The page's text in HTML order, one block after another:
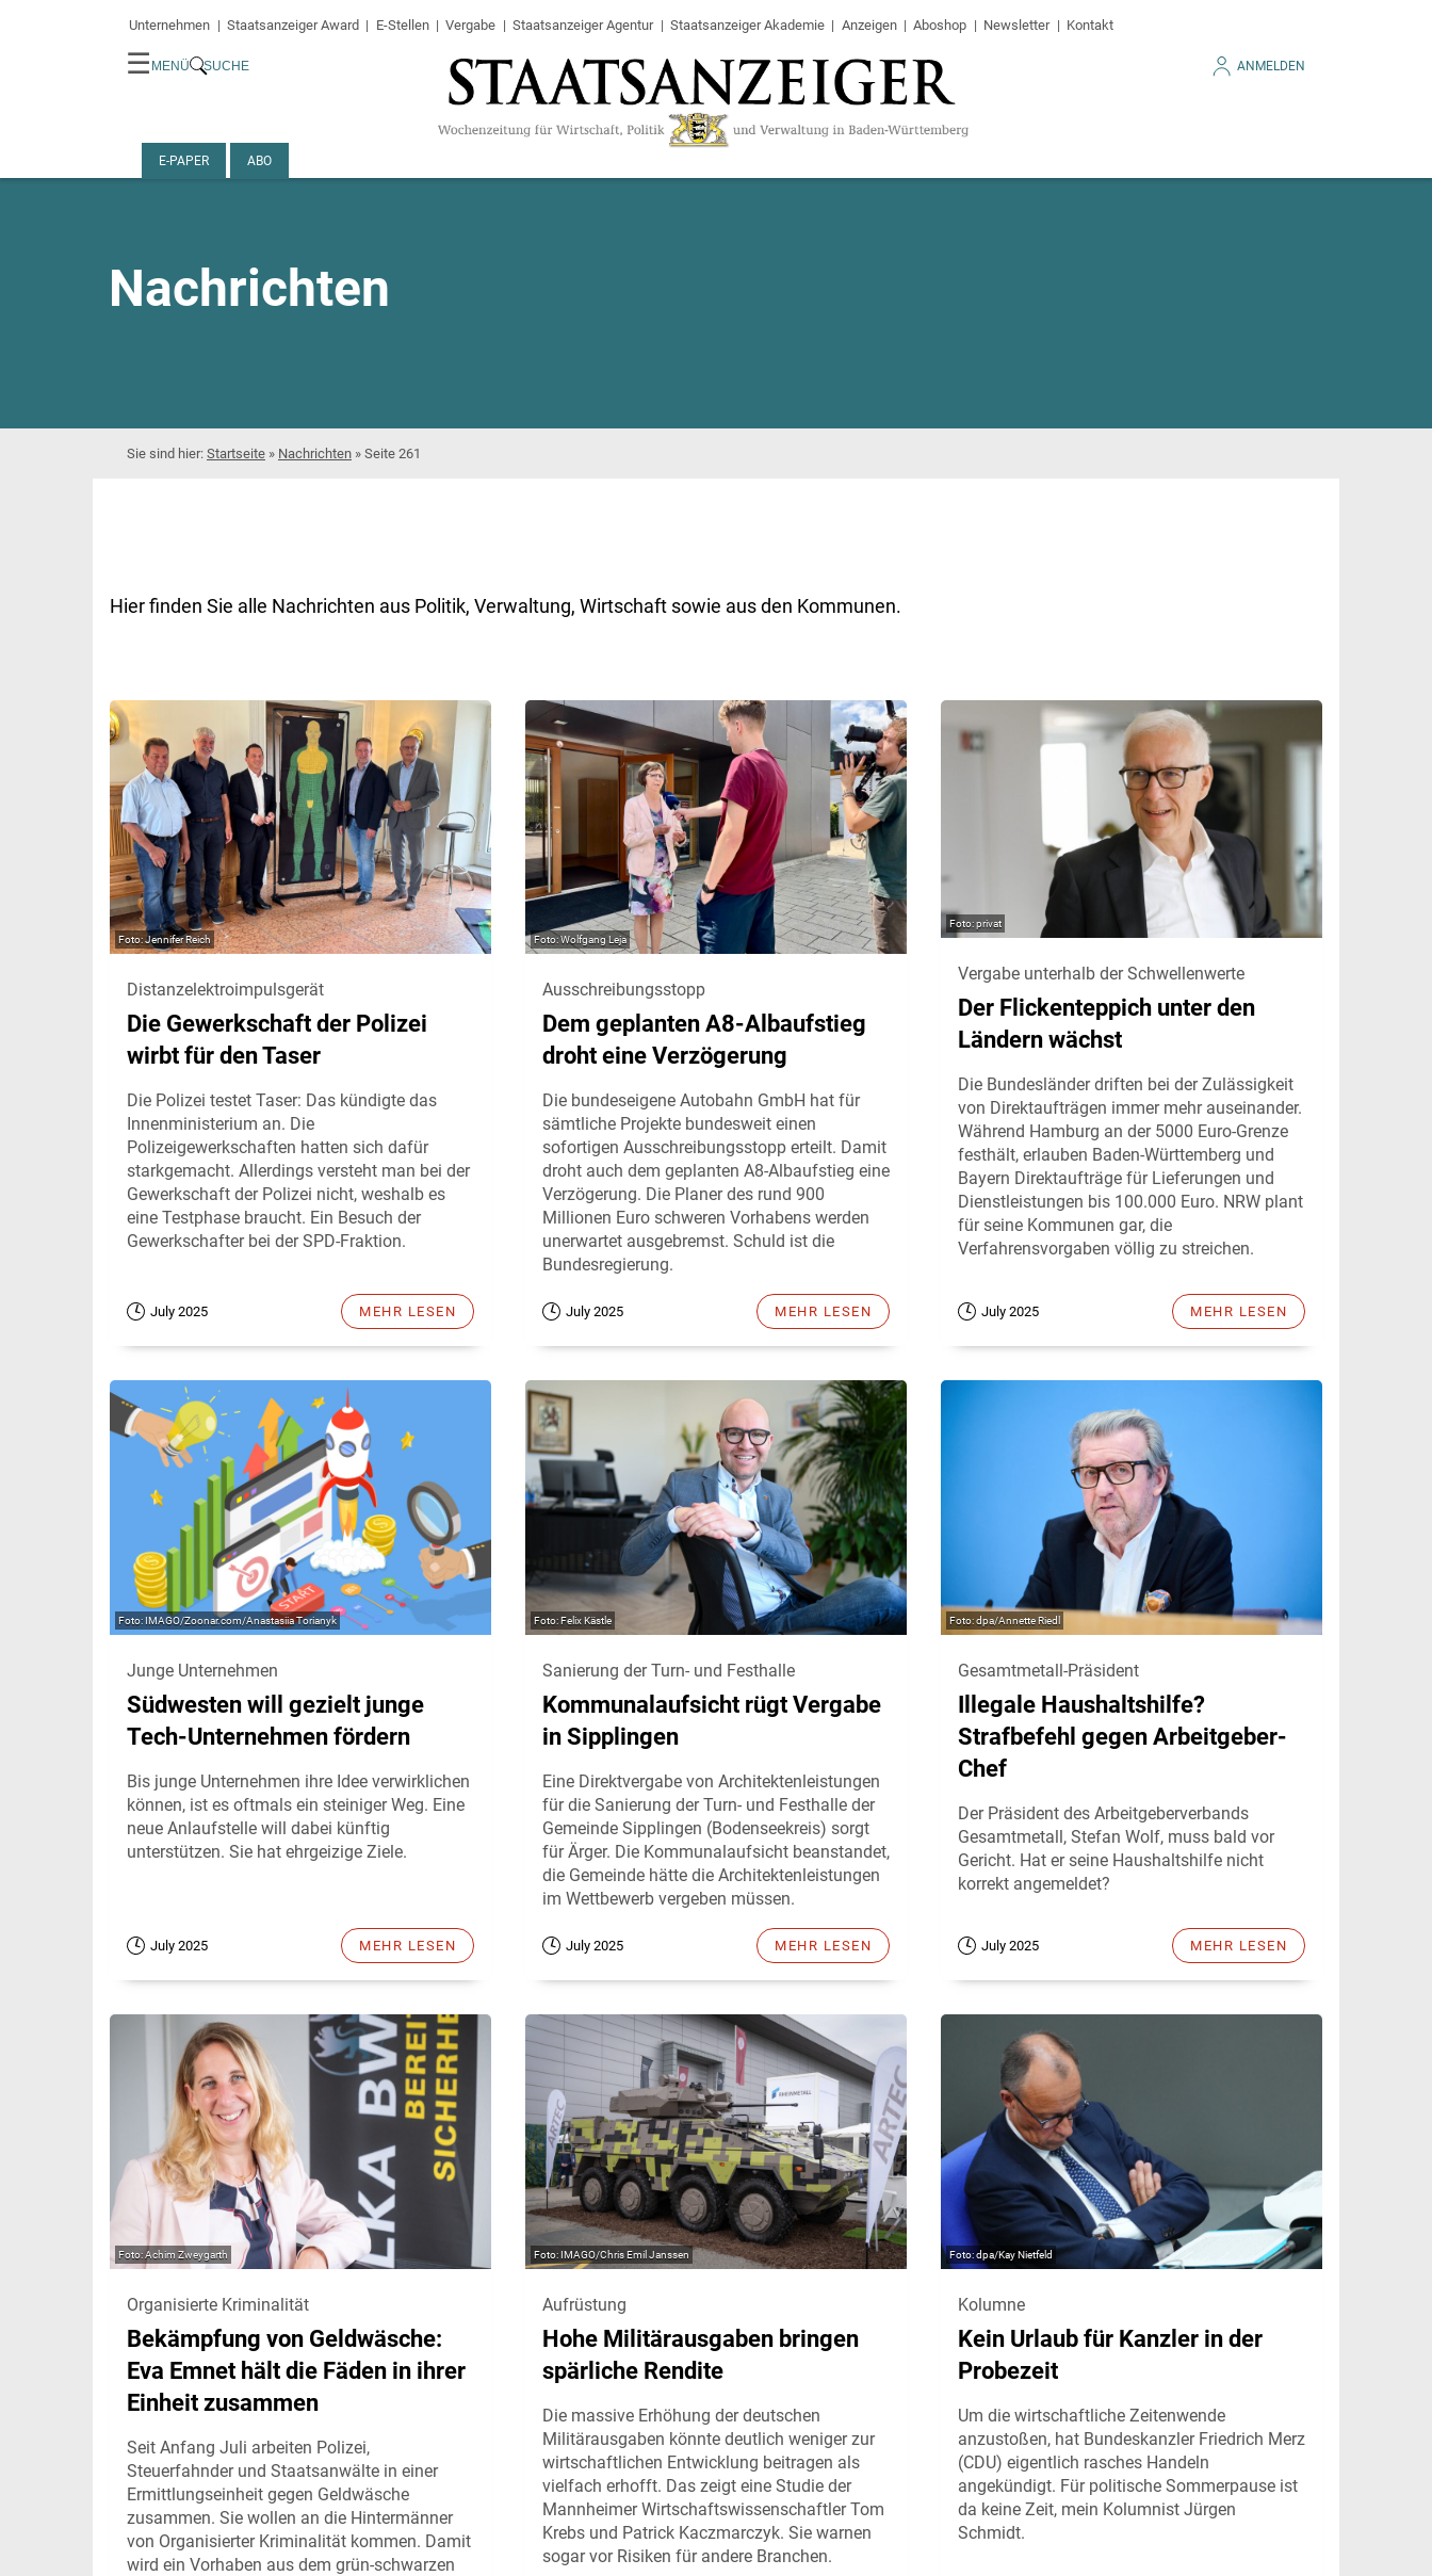
Unternehmen Staatsanzeiger Award E-Stellen Vergabe Staatsanzeiger Agentur Staatsanzeiger Akademie Anzeigen Aboshop Newsletter Kontakt
☰ MENÜ SUCHE ANMELDEN
E-PAPER ABO
Nachrichten
Startseite » Nachrichten » Seite 261
Hier finden Sie alle Nachrichten aus Politik, Verwaltung, Wirtschaft sowie aus den Kommunen.
Jennifer Reich
Distanzelektroimpulsgerät
Die Gewerkschaft der Polizei
wirbt für den Taser
Die Polizei testet Taser: Das kündigte das
Innenministerium an. Die
Polizeigewerkschaften hatten sich dafür
starkgemacht. Allerdings versteht man bei der
Gewerkschaft der Polizei nicht, weshalb es
eine Testphase braucht. Ein Besuch der
Gewerkschafter bei der SPD-Fraktion.
July 2025 MEHR LESEN
Wolfgang Leja
Ausschreibungsstopp
Dem geplanten A8-Albaufstieg
droht eine Verzögerung
Die bundeseigene Autobahn GmbH hat für
sämtliche Projekte bundesweit einen
sofortigen Ausschreibungsstopp erteilt. Damit
droht auch dem geplanten A8-Albaufstieg eine
Verzögerung. Die Planer des rund 900
Millionen Euro schweren Vorhabens werden
unerwartet ausgebremst. Schuld ist die
Bundesregierung.
July 2025 MEHR LESEN
privat
Vergabe unterhalb der Schwellenwerte
Der Flickenteppich unter den
Ländern wächst
Die Bundesländer driften bei der Zulässigkeit
von Direktaufträgen immer mehr auseinander.
Während Hamburg an der 5000 Euro-Grenze
festhält, erlauben Baden-Württemberg und
Bayern Direktaufträge für Lieferungen und
Dienstleistungen bis 100.000 Euro. NRW plant
für seine Kommunen gar, die
Verfahrensvorgaben völlig zu streichen.
July 2025 MEHR LESEN
IMAGO/Zoonar.com/Anastasiia Torianyk
Junge Unternehmen
Südwesten will gezielt junge
Tech-Unternehmen fördern
Bis junge Unternehmen ihre Idee verwirklichen
können, ist es oftmals ein steiniger Weg. Eine
neue Anlaufstelle will dabei künftig
unterstützen. Sie hat ehrgeizige Ziele.
July 2025 MEHR LESEN
Felix Kästle
Sanierung der Turn- und Festhalle
Kommunalaufsicht rügt Vergabe
in Sipplingen
Eine Direktvergabe von Architektenleistungen
für die Sanierung der Turn- und Festhalle der
Gemeinde Sipplingen (Bodenseekreis) sorgt
für Ärger. Die Kommunalaufsicht beanstandet,
die Gemeinde hätte die Architektenleistungen
im Wettbewerb vergeben müssen.
July 2025 MEHR LESEN
dpa/Annette Riedl
Gesamtmetall-Präsident
Illegale Haushaltshilfe?
Strafbefehl gegen Arbeitgeber-
Chef
Der Präsident des Arbeitgeberverbands
Gesamtmetall, Stefan Wolf, muss bald vor
Gericht. Hat er seine Haushaltshilfe nicht
korrekt angemeldet?
July 2025 MEHR LESEN
Achim Zweygarth
Organisierte Kriminalität
Bekämpfung von Geldwäsche:
Eva Emnet hält die Fäden in ihrer
Einheit zusammen
Seit Anfang Juli arbeiten Polizei,
Steuerfahnder und Staatsanwälte in einer
Ermittlungseinheit gegen Geldwäsche
zusammen. Sie wollen an die Hintermänner
von Organisierter Kriminalität kommen. Damit
wird ein Vorhaben aus dem grün-schwarzen
IMAGO/Chris Emil Janssen
Aufrüstung
Hohe Militärausgaben bringen
spärliche Rendite
Die massive Erhöhung der deutschen
Militärausgaben könnte deutlich weniger zur
wirtschaftlichen Entwicklung beitragen als
vielfach erhofft. Das zeigt eine Studie der
Mannheimer Wirtschaftswissenschaftler Tom
Krebs und Patrick Kaczmarczyk. Sie warnen
sogar vor Risiken für andere Branchen.
dpa/Kay Nietfeld
Kolumne
Kein Urlaub für Kanzler in der
Probezeit
Um die wirtschaftliche Zeitenwende
anzustoßen, hat Bundeskanzler Friedrich Merz
(CDU) eigentlich rasches Handeln
angekündigt. Für politische Sommerpause ist
da keine Zeit, mein Kolumnist Jürgen
Schmidt.